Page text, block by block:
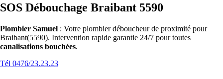
SOS Débouchage Braibant 5590
Plombier Samuel : Votre plombier déboucheur de proximité pour
Braibant(5590). Intervention rapide garantie 24/7 pour toutes
canalisations bouchées.
Tél 0476/23.23.23